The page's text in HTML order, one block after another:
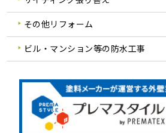
その他リフォーム
ビル・マンション等の防水工事